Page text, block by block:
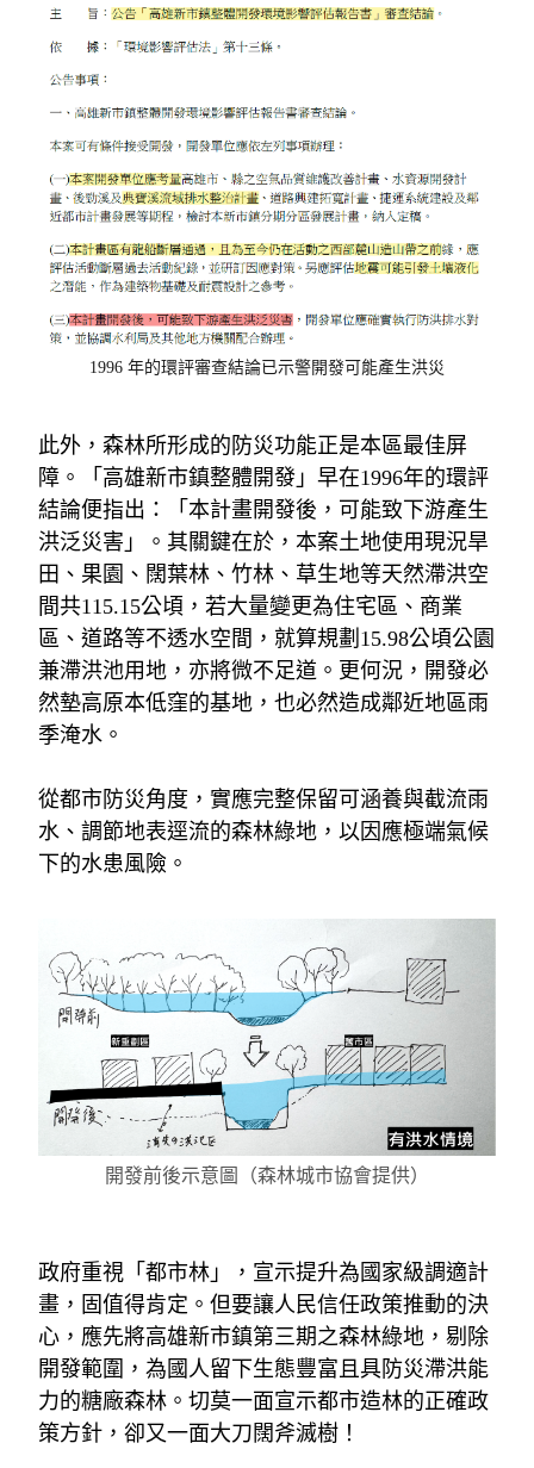
1996 年的環評審查結論已示警開發可能產生洪災
此外，森林所形成的防災功能正是本區最佳屏
障。「高雄新市鎮整體開發」早在1996年的環評
結論便指出：「本計畫開發後，可能致下游產生
洪泛災害」。其關鍵在於，本案土地使用現況旱
田、果園、闊葉林、竹林、草生地等天然滯洪空
間共115.15公頃，若大量變更為住宅區、商業
區、道路等不透水空間，就算規劃 15.98公頃公園
兼滯洪池用地，亦將微不足道。更何況，開發必
然墊高原本低窪的基地，也必然造成鄰近地區雨
季淹水。
從都市防災角度，實應完整保留可涵養與截流雨
水、調節地表逕流的森林綠地，以因應極端氣候
下的水患風險。
開發前後示意圖（森林城市協會提供）
政府重視「都市林」，宣示提升為國家級調適計
畫，固值得肯定。但要讓人民信任政策推動的決
心，應先將高雄新市鎮第三期之森林綠地，剔除
開發範圍，為國人留下生態豐富且具防災滯洪能
力的糖廠森林。切莫一面宣示都市造林的正確政
策方針，卻又一面大刀闊斧滅樹！